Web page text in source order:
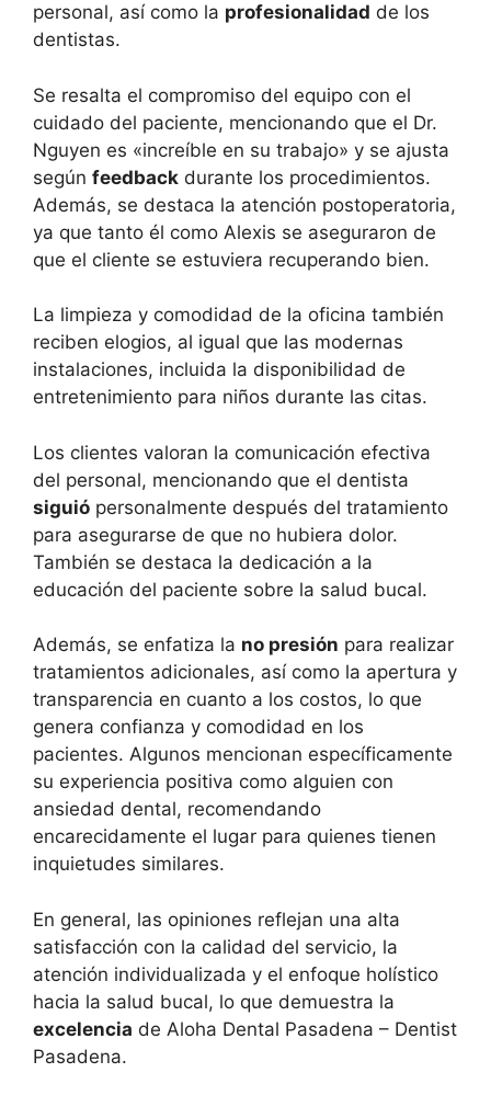
personal, así como la profesionalidad de los
dentistas.
Se resalta el compromiso del equipo con el
cuidado del paciente, mencionando que el Dr.
Nguyen es «increíble en su trabajo» y se ajusta
según feedback durante los procedimientos.
Además, se destaca la atención postoperatoria,
ya que tanto él como Alexis se aseguraron de
que el cliente se estuviera recuperando bien.
La limpieza y comodidad de la oficina también
reciben elogios, al igual que las modernas
instalaciones, incluida la disponibilidad de
entretenimiento para niños durante las citas.
Los clientes valoran la comunicación efectiva
del personal, mencionando que el dentista
siguió personalmente después del tratamiento
para asegurarse de que no hubiera dolor.
También se destaca la dedicación a la
educación del paciente sobre la salud bucal.
Además, se enfatiza la no presión para realizar
tratamientos adicionales, así como la apertura y
transparencia en cuanto a los costos, lo que
genera confianza y comodidad en los
pacientes. Algunos mencionan específicamente
su experiencia positiva como alguien con
ansiedad dental, recomendando
encarecidamente el lugar para quienes tienen
inquietudes similares.
En general, las opiniones reflejan una alta
satisfacción con la calidad del servicio, la
atención individualizada y el enfoque holístico
hacia la salud bucal, lo que demuestra la
excelencia de Aloha Dental Pasadena – Dentist
Pasadena.